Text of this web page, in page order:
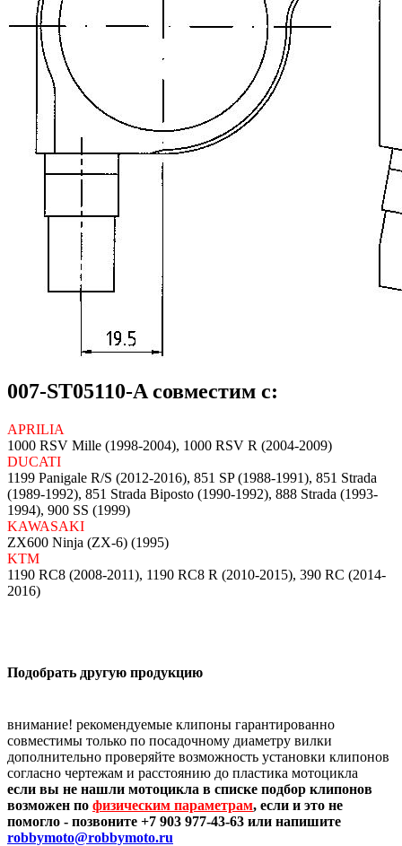
007-ST05110-A совместим с:
APRILIA
1000 RSV Mille (1998-2004), 1000 RSV R (2004-2009)
DUCATI
1199 Panigale R/S (2012-2016), 851 SP (1988-1991), 851 Strada
(1989-1992), 851 Strada Biposto (1990-1992), 888 Strada (1993-
1994), 900 SS (1999)
KAWASAKI
ZX600 Ninja (ZX-6) (1995)
KTM
1190 RC8 (2008-2011), 1190 RC8 R (2010-2015), 390 RC (2014-
2016)
Подобрать другую продукцию
внимание! рекомендуемые клипоны гарантированно
совместимы только по посадочному диаметру вилки
дополнительно проверяйте возможность установки клипонов
согласно чертежам и расстоянию до пластика мотоцикла
если вы не нашли мотоцикла в списке подбор клипонов
возможен по физическим параметрам, если и это не
помогло - позвоните +7 903 977-43-63 или напишите
robbymoto@robbymoto.ru